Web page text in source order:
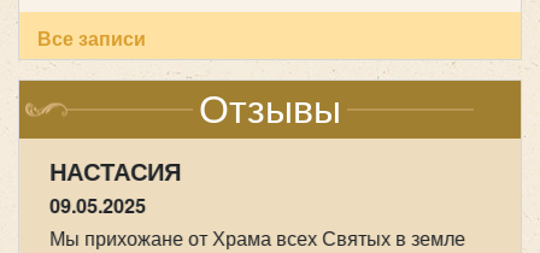
Все записи
Отзывы
НАСТАСИЯ
09.05.2025
Мы прихожане от Храма всех Святых в земле